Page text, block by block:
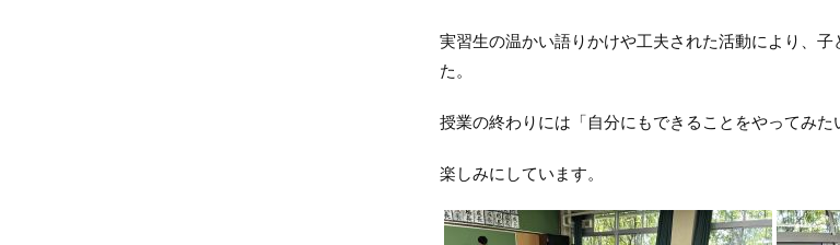
実習生の温かい語りかけや工夫された活動により、
た。
授業の終わりには「自分にもできることをやってみた
楽しみにしています。